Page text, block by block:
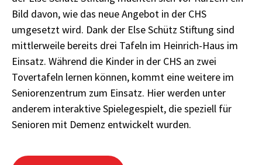
Bild davon, wie das neue Angebot in der CHS
umgesetzt wird. Dank der Else Schütz Stiftung sind
mittlerweile bereits drei Tafeln im Heinrich-Haus im
Einsatz. Während die Kinder in der CHS an zwei
Tovertafeln lernen können, kommt eine weitere im
Seniorenzentrum zum Einsatz. Hier werden unter
anderem interaktive Spielegespielt, die speziell für
Senioren mit Demenz entwickelt wurden.